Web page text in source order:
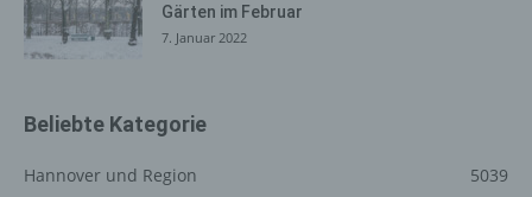
Gärten im Februar
7. Januar 2022
Beliebte Kategorie
Hannover und Region
5039
Person die Setzung von Cookies in dem genutzten
Internetbrowser, sind unter Umständen nicht alle
Erfassung von allgemeinen Daten